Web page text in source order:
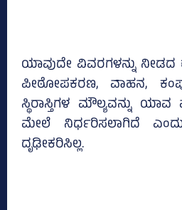
ಯಾವುದೇ ವಿವರಗಳನ್ನು ನೀಡದ
ಪೀಠೋಪಕರಣ, ವಾಹನ,
ಸ್ಥಿರಾಸ್ತಿಗಳ ಮೌಲ್ಯವನ್ನು
ಮೇಲೆ ನಿರ್ಧರಿಸಲಾಗಿದೆ
ದೃಢೀಕರಿಸಿಲ್ಲ.